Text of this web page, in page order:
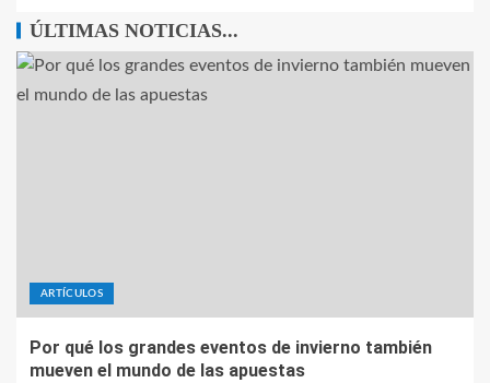
ÚLTIMAS NOTICIAS...
ARTÍCULOS
Por qué los grandes eventos de invierno también
mueven el mundo de las apuestas